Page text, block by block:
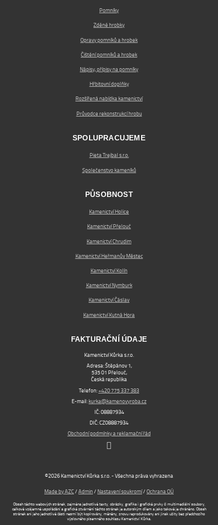
Pomníky
Zděné hrobky
Opravy pomníků a hrobek
Čištění pomníků a hrobek
Nápisy, přípisy na pomníky
Hřbitovní doplňky
Rozšířená nabídka kamenictví
Průvodce rekonstrukcí hrobu
SPOLUPRACUJEME
Pieta Trejbal s.r.o.
Společenstvo kameníků
PŮSOBNOST
Kamenictví Holice
Kamenictví Přelouč
Kamenictví Chrudim
Kamenictví Heřmanův Městec
Kamenictví Kolín
Kamenictví Nymburk
Kamenictví Čáslav
Kamenictví Kutná Hora
FAKTURAČNÍ ÚDAJE
Kamenictví Kůrka s.r.o.
Adresa: Štěpánov 1,
535 01 Přelouč,
Česká republika
Telefon:+420 775 337 383
E-mail:kurka@kamenovyroba.cz
IČ: 08887934
DIČ: CZ08887934
Obchodní podmínky a reklamační řád
©2026 Kamenictví Kůrka s.r.o. - Všechna práva vyhrazena
Made by AZC/Admin/Nastavení soukromí/Ochrana OÚ
Obsah těchto webových stránek, zejména jednotlivé texty, obrázky, grafika i grafické prvky či multimediální soubory,
celkové vzájemné uspořádání a grafické ztvárnění těchto stránek je autorským dílem a jako takové je chráněno. Obsah
stránek ani jeho jednotlivé části nesmí být kopírovány, měněny, znovu reprodukovány ani jinak užity bez předchozího
výslovného písemného souhlasu Kamenictví Kůrka.